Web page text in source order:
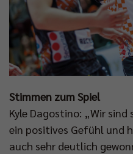
Stimmen zum Spiel
Kyle Dagostino: „Wir
ein positives Gefühl und
auch sehr deutlich